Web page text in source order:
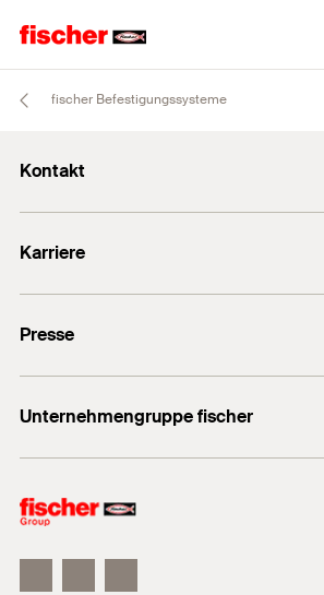
fischer Befestigungssysteme
Kontakt
+49 7443 12-0
Karriere
Gute Gründe
Ausbildung
Professionals
Presse
Mediathek
Podcasts
Unternehmengruppe fischer
Unser Leitbild